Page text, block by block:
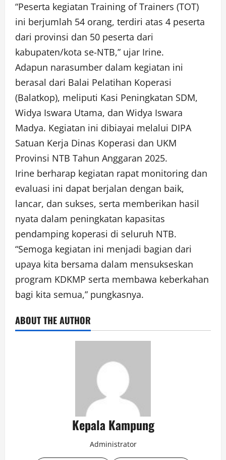
“Peserta kegiatan Training of Trainers (TOT)
ini berjumlah 54 orang, terdiri atas 4 peserta
dari provinsi dan 50 peserta dari
kabupaten/kota se-NTB,” ujar Irine.
Adapun narasumber dalam kegiatan ini
berasal dari Balai Pelatihan Koperasi
(Balatkop), meliputi Kasi Peningkatan SDM,
Widya Iswara Utama, dan Widya Iswara
Madya. Kegiatan ini dibiayai melalui DIPA
Satuan Kerja Dinas Koperasi dan UKM
Provinsi NTB Tahun Anggaran 2025.
Irine berharap kegiatan rapat monitoring dan
evaluasi ini dapat berjalan dengan baik,
lancar, dan sukses, serta memberikan hasil
nyata dalam peningkatan kapasitas
pendamping koperasi di seluruh NTB.
“Semoga kegiatan ini menjadi bagian dari
upaya kita bersama dalam mensukseskan
program KDKMP serta membawa keberkahan
bagi kita semua,” pungkasnya.
ABOUT THE AUTHOR
Kepala Kampung
Administrator